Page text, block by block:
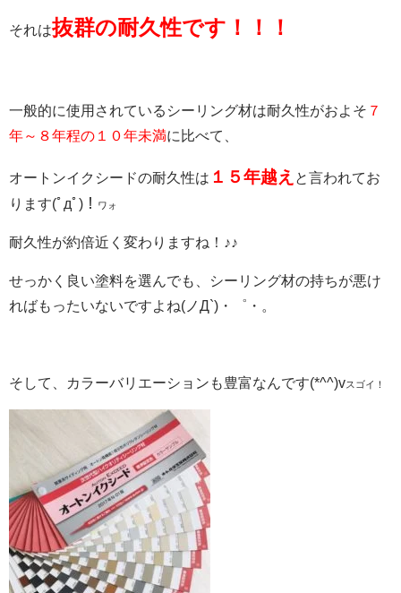
それは抜群の耐久性です！！！
一般的に使用されているシーリング材は耐久性がおよそ ７
年～８年程の１０年未満に比べて、
オートンイクシードの耐久性は １５年越え と言われてお
ります(ﾟдﾟ)！
ワォ
耐久性が約倍近く変わりますね！♪♪
せっかく良い塗料を選んでも、シーリング材の持ちが悪け
ればもったいないですよね(ノД`)・゜・。
そして、カラーバリエーションも豊富なんです(*^^)vスゴイ！